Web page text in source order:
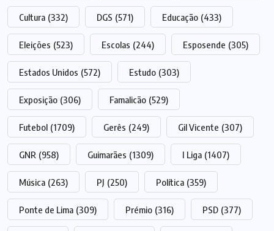
Cultura (332) DGS (571) Educação (433)
Eleições (523) Escolas (244) Esposende (305)
Estados Unidos (572) Estudo (303)
Exposição (306) Famalicão (529)
Futebol (1709) Gerês (249) Gil Vicente (307)
GNR (958) Guimarães (1309) I Liga (1407)
Música (263) PJ (250) Política (359)
Ponte de Lima (309) Prémio (316) PSD (377)